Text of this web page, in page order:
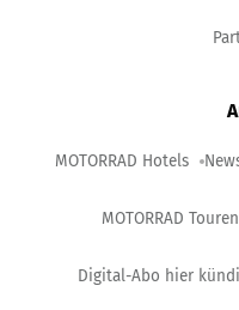
MOTORRAD Hotels
MOTORRAD
Digital-Abo hier